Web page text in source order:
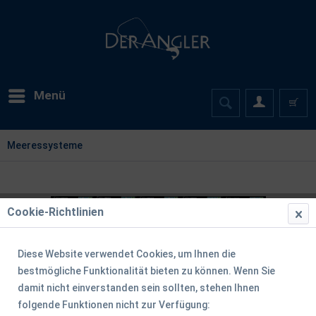
Menü
Meeressysteme
Cookie-Richtlinien
Diese Website verwendet Cookies, um Ihnen die
bestmögliche Funktionalität bieten zu können. Wenn Sie
damit nicht einverstanden sein sollten, stehen Ihnen
folgende Funktionen nicht zur Verfügung: